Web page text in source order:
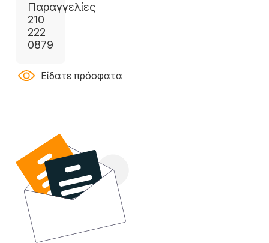
Παραγγελίες
210
222
0879
Είδατε πρόσφατα